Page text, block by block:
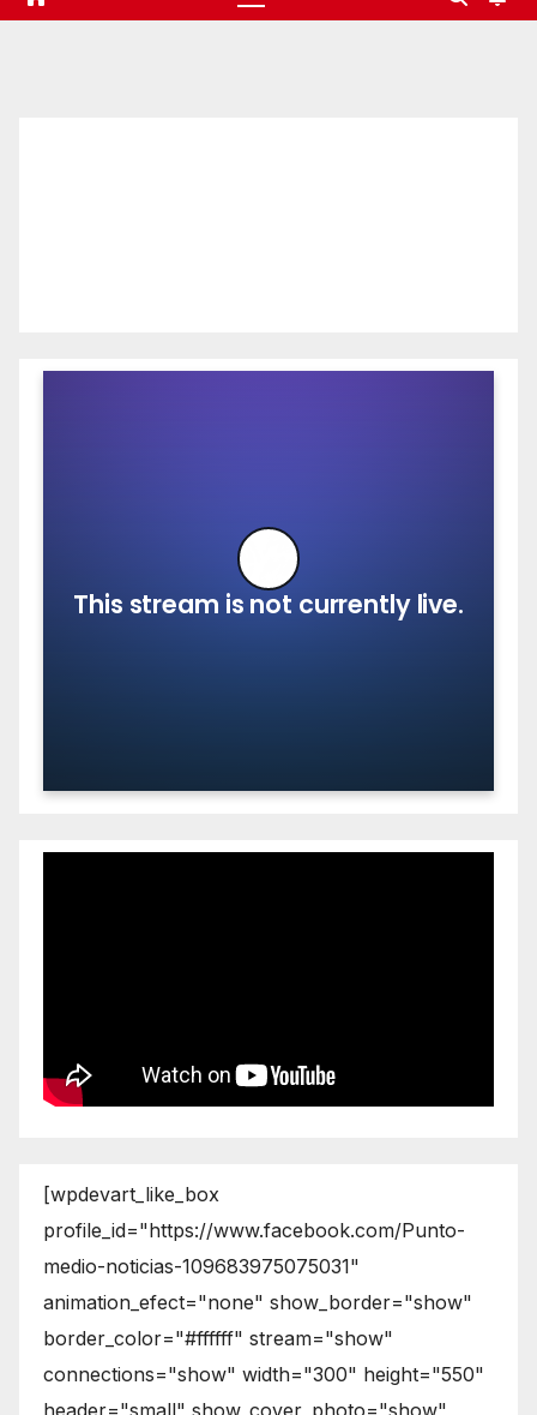
[wpdevart_like_box
profile_id="https://www.facebook.com/Punto-
medio-noticias-109683975075031"
animation_efect="none" show_border="show"
border_color="#ffffff" stream="show"
connections="show" width="300" height="550"
header="small" show_cover_photo="show"